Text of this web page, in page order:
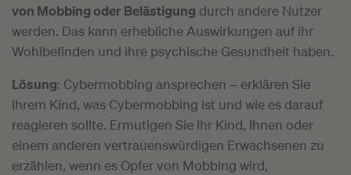
von Mobbing oder Belästigung durch andere Nutzer
werden. Das kann erhebliche Auswirkungen auf ihr
Wohlbefinden und ihre psychische Gesundheit haben.
Lösung: Cybermobbing ansprechen – erklären Sie
Ihrem Kind, was Cybermobbing ist und wie es darauf
reagieren sollte. Ermutigen Sie Ihr Kind, Ihnen oder
einem anderen vertrauenswürdigen Erwachsenen zu
erzählen, wenn es Opfer von Mobbing wird,